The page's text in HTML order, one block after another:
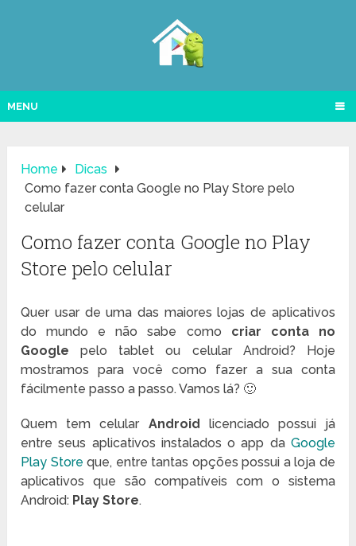
MENU
Home
Dicas
Como fazer conta Google no Play Store pelo
celular
Como fazer conta Google no Play
Store pelo celular
Quer usar de uma das maiores lojas de aplicativos
do mundo e não sabe como criar conta no
Google pelo tablet ou celular Android? Hoje
mostramos para você como fazer a sua conta
fácilmente passo a passo. Vamos lá? 🙂
Quem tem celular Android licenciado possui já
entre seus aplicativos instalados o app da Google
Play Store que, entre tantas opções possui a loja de
aplicativos que são compatíveis com o sistema
Android: Play Store.